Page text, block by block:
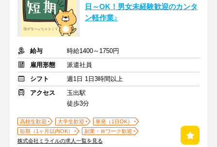
日～OK！男女未経験歓迎のカンタ
ン軽作業♪
給与
時給1400～1750円
雇用形態
派遣社員
シフト
週1日 1日3時間以上
アクセス
玉出駅
徒歩3分
高校生歓迎 大学生歓迎
単発（1日OK）
短期（1ヶ月以内OK）
副業・Ｗワーク歓迎
株式会社ミライルの求人一覧を見る